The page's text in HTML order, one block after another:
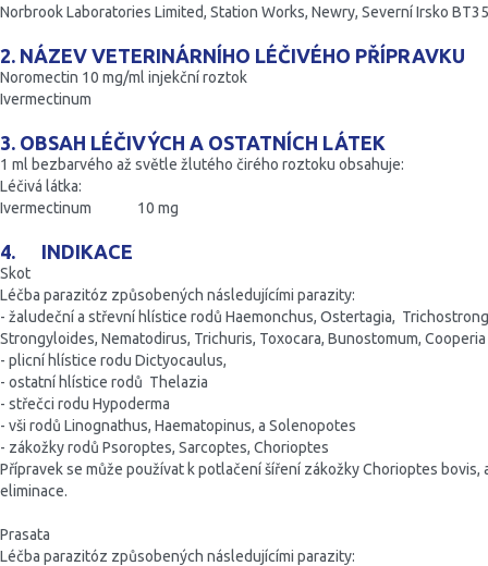
Norbrook Laboratories Limited, Station Works, Newry, Severní Irsko
2. NÁZEV VETERINÁRNÍHO LÉČIVÉHO PŘÍPRAVKU
Noromectin 10 mg/ml injekční roztok
Ivermectinum
3. OBSAH LÉČIVÝCH A OSTATNÍCH LÁTEK
1 ml bezbarvého až světle žlutého čirého roztoku obsahuje:
Léčivá látka:
Ivermectinum 10 mg
4. INDIKACE
Skot
Léčba parazitóz způsobených následujícími parazity:
- žaludeční a střevní hlístice rodů Haemonchus, Ostertagia,
Strongyloides, Nematodirus, Trichuris, Toxocara, Bunostomum, Cooperia
- plicní hlístice rodu Dictyocaulus,
- ostatní hlístice rodů Thelazia
- střečci rodu Hypoderma
- vši rodů Linognathus, Haematopinus, a Solenopotes
- zákožky rodů Psoroptes, Sarcoptes, Chorioptes
Přípravek se může používat k potlačení šíření zákožky Chorioptes bovis,
eliminace.
Prasata
Léčba parazitóz způsobených následujícími parazity: